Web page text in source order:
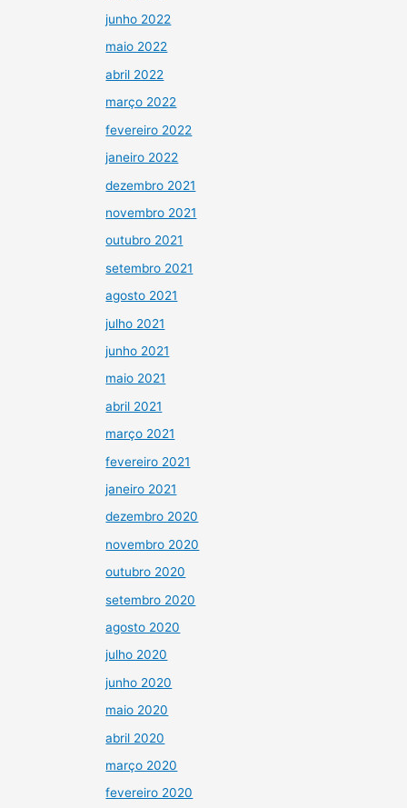
junho 2022
maio 2022
abril 2022
março 2022
fevereiro 2022
janeiro 2022
dezembro 2021
novembro 2021
outubro 2021
setembro 2021
agosto 2021
julho 2021
junho 2021
maio 2021
abril 2021
março 2021
fevereiro 2021
janeiro 2021
dezembro 2020
novembro 2020
outubro 2020
setembro 2020
agosto 2020
julho 2020
junho 2020
maio 2020
abril 2020
março 2020
fevereiro 2020